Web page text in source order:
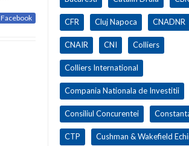
Facebook CFR Cluj Napoca CNADNR
CNAIR CNI Colliers
Colliers International
Compania Nationala de Investitii
Consiliul Concurentei
CTP Cushman & Wakefield